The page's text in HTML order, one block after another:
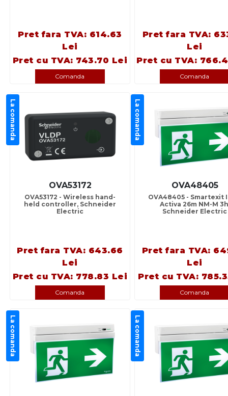
Pret fara TVA: 614.63
Lei
Pret cu TVA: 743.70 Lei
Comanda
Pret fara TVA:
Lei
Pret cu TVA:
Comanda
La comanda
OVA53172
OVA53172 - Wireless hand-
held controller, Schneider
Electric
Pret fara TVA: 643.66
Lei
Pret cu TVA: 778.83 Lei
Comanda
La comanda
OVA48405
OVA48405 - Smartexit
Activa 26m NM-M
Schneider Electric
Pret fara TVA:
Lei
Pret cu TVA:
Comanda
La comanda La comanda